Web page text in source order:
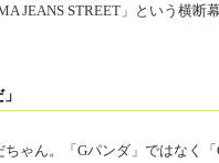
JEANS STREET」という横断
ゃん。「Gパンダ」ではなく